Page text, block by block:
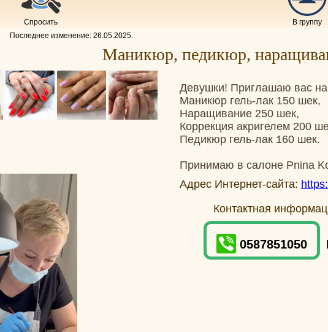
Спросить В группу
Последнее изменение: 26.05.2025.
Маникюр, педикюр,
Девушки! Приглашаю вас
Маникюр гель-лак 150 шек,
Наращивание 250 шек,
Коррекция акригелем 200
Педикюр гель-лак 160 шек.
Принимаю в салоне Pnina
Адрес Интернет-сайта:
Контактная
0587851050